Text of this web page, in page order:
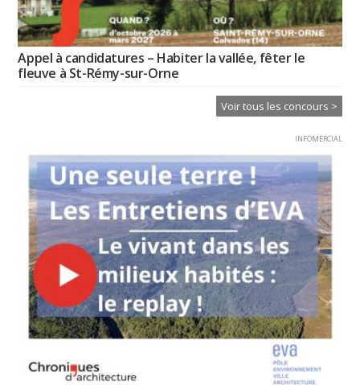
Appel à candidatures – Habiter la vallée, fêter le
fleuve à St-Rémy-sur-Orne
Voir tous les concours >
INFOMERCIAL